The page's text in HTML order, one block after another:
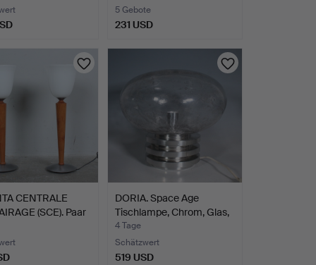
5 Gebote
231 USD
CENTRALE
(SCE). Paar
DORIA. Space Age
Tischlampe, Chrom, Glas,
…
4 Tage
Schätzwert
519 USD